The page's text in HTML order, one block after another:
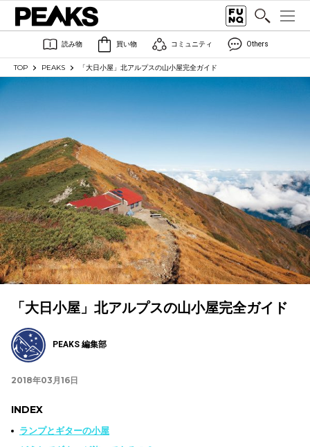
読み物 買い物 コミュニティ Others
TOP PEAKS 「大日小屋」北アルプスの山小屋完全ガイド
「大日小屋」北アルプスの山小屋完全ガイド
PEAKS 編集部
2018年03月16日
INDEX
ランプとギターの小屋